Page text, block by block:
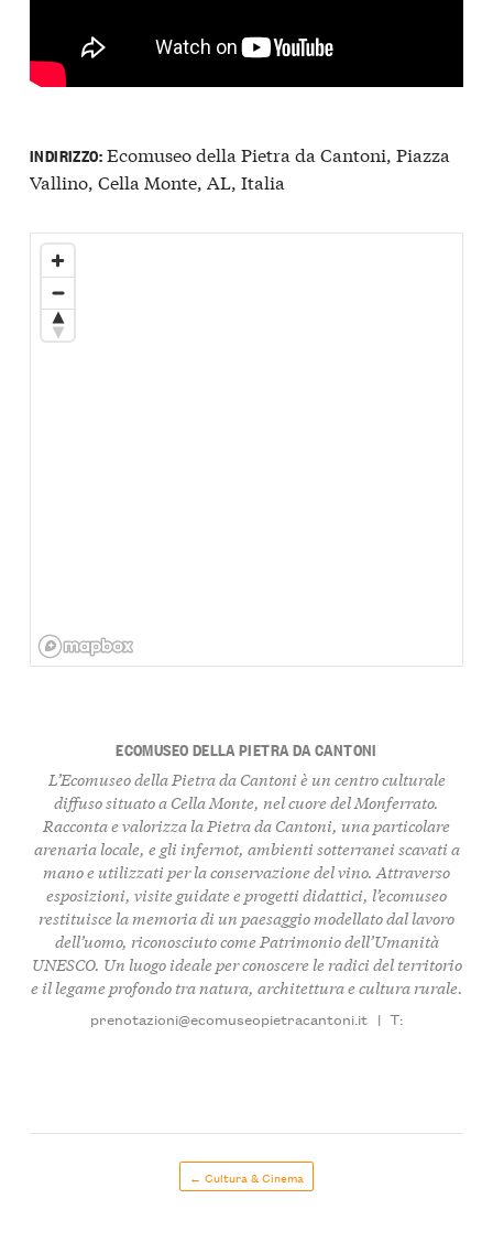
INDIRIZZO:Ecomuseo della Pietra da Cantoni, Piazza
Vallino, Cella Monte, AL, Italia
ECOMUSEO DELLA PIETRA DA CANTONI
L’Ecomuseo della Pietra da Cantoni è un centro culturale
diffuso situato a Cella Monte, nel cuore del Monferrato.
Racconta e valorizza la Pietra da Cantoni, una particolare
arenaria locale, e gli infernot, ambienti sotterranei scavati a
mano e utilizzati per la conservazione del vino. Attraverso
esposizioni, visite guidate e progetti didattici, l’ecomuseo
restituisce la memoria di un paesaggio modellato dal lavoro
dell’uomo, riconosciuto come Patrimonio dell’Umanità
UNESCO. Un luogo ideale per conoscere le radici del territorio
e il legame profondo tra natura, architettura e cultura rurale.
prenotazioni@ecomuseopietracantoni.it | T:
← Cultura & Cinema